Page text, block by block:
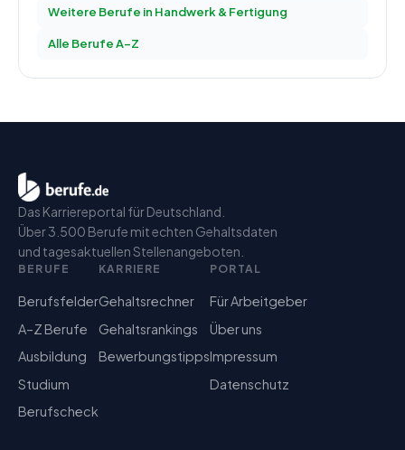
Weitere Berufe in Handwerk & Fertigung
Alle Berufe A–Z
Das Karriereportal für Deutschland.
Über 3.500 Berufe mit echten Gehaltsdaten
und tagesaktuellen Stellenangeboten.
BERUFE
Berufsfelder
A–Z Berufe
Ausbildung
Studium
Berufscheck
KARRIERE
Gehaltsrechner
Gehaltsrankings
Bewerbungstipps
PORTAL
Für Arbeitgeber
Über uns
Impressum
Datenschutz